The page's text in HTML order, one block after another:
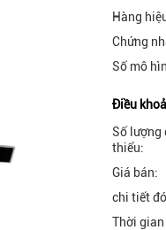
Hàng
Chứng
Số mô
Điều
Số lượng
thiểu:
Giá bán:
chi tiết
Thời